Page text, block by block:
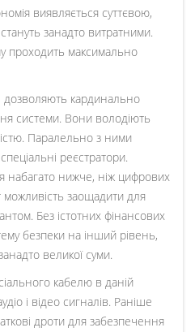
виявляється суттєвою,
занадто витратними.
проходить максимально
дозволяють кардинально
системи. Вони володіють
Паралельно з ними
реєстратори.
набагато нижче, ніж цифрових
заощадити для
Без істотних фінансових
безпеки на інший рівень,
великої суми.
кабелю в даній
і відео сигналів. Раніше
дроти для забезпечення